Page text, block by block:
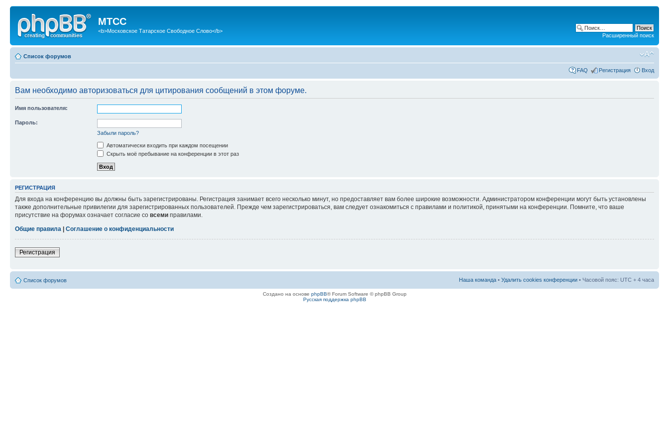
МТСС
<b>Московское Татарское Свободное Слово</b>
Расширенный поиск
Список форумов
FAQ Регистрация Вход
Вам необходимо авторизоваться для цитирования сообщений в этом форуме.
Имя пользователя:
Пароль:
Забыли пароль?
Автоматически входить при каждом посещении
Скрыть моё пребывание на конференции в этот раз
РЕГИСТРАЦИЯ
Для входа на конференцию вы должны быть зарегистрированы. Регистрация занимает всего несколько минут, но предоставляет вам более широкие возможности. Администратором конференции могут быть установлены
также дополнительные привилегии для зарегистрированных пользователей. Прежде чем зарегистрироваться, вам следует ознакомиться с правилами и политикой, принятыми на конференции. Помните, что ваше
присутствие на форумах означает согласие со всеми правилами.
Общие правила
Соглашение о конфиденциальности
Регистрация
Список форумов Наша команда • Удалить cookies конференции • Часовой пояс: UTC + 4 часа
Создано на основе phpBB® Forum Software © phpBB Group
Русская поддержка phpBB